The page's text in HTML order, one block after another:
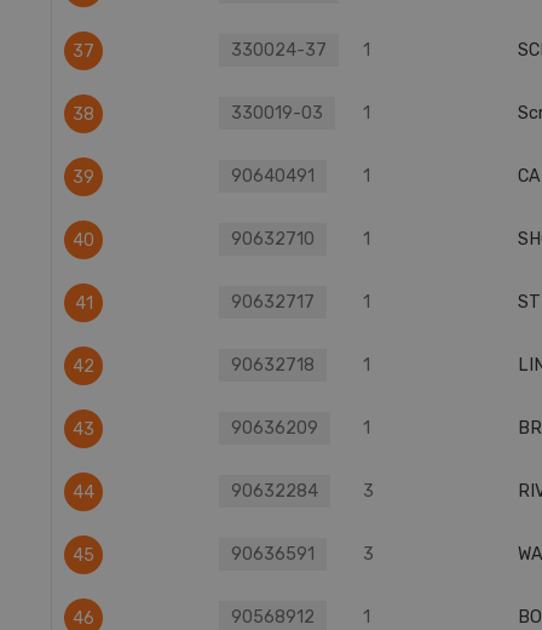
37 330024-37 1
38 330019-03 1
39 90640491 1
40 90632710 1
41 90632717 1
42 90632718 1
43 90636209 1
44 90632284 3
45 90636591 3
46 90568912 1